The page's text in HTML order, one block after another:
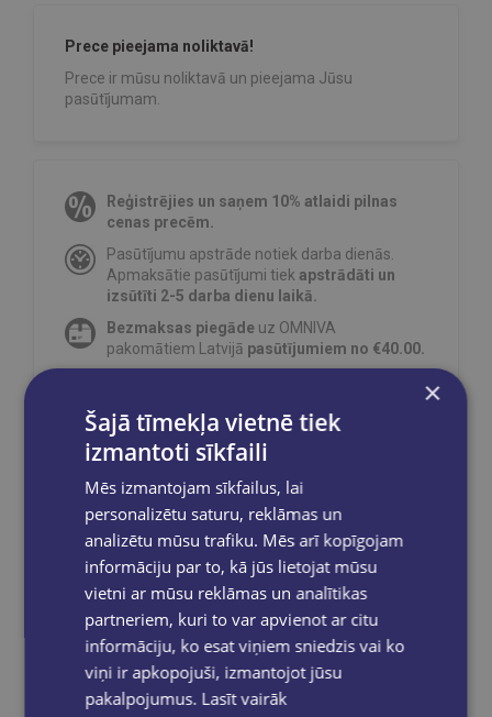
Prece pieejama noliktavā!
Prece ir mūsu noliktavā un pieejama Jūsu
pasūtījumam.
Reģistrējies un saņem 10% atlaidi pilnas
cenas precēm.
Pasūtījumu apstrāde notiek darba dienās.
Apmaksātie pasūtījumi tiekapstrādāti un
izsūtīti 2-5 darba dienu laikā.
Bezmaksas piegāde uz OMNIVA
pakomātiem Latvijā pasūtījumiem no €40.00.
pasūtījums būs gatavs saņemšanai, saņemsi
e-pastu un/ vai SMS.
Dalies sociālajos tīklos:
×
Šajā tīmekļa vietnē tiek
izmantoti sīkfaili
Mēs izmantojam sīkfailus, lai
personalizētu saturu, reklāmas un
analizētu mūsu trafiku. Mēs arī kopīgojam
informāciju par to, kā jūs lietojat mūsu
vietni ar mūsu reklāmas un analītikas
partneriem, kuri to var apvienot ar citu
informāciju, ko esat viņiem sniedzis vai ko
viņi ir apkopojuši, izmantojot jūsu
pakalpojumus. Lasīt vairāk